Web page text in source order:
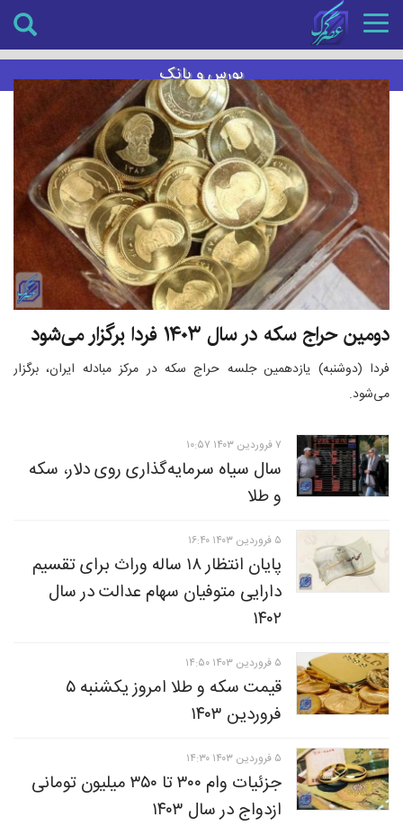
Toggle
navigation
بورس و بانک
دومین حراج سکه در سال ۱۴۰۳ فردا برگزار می‌شود
فردا (دوشنبه) یازدهمین جلسه حراج سکه در مرکز مبادله ایران، برگزار
می‌شود.
۷ فروردين ۱۴۰۳ ۱۰:۵۷
سال سیاه سرمایه‌گذاری روی دلار، سکه
و طلا
۵ فروردين ۱۴۰۳ ۱۶:۴۰
پایان انتظار ۱۸ ساله وراث برای تقسیم
دارایی متوفیان سهام عدالت در سال
۱۴۰۲
۵ فروردين ۱۴۰۳ ۱۴:۵۰
قیمت سکه و طلا امروز یکشنبه ۵
فروردین ۱۴۰۳
۵ فروردين ۱۴۰۳ ۱۴:۳۰
جزئیات وام ۳۰۰ تا ۳۵۰ میلیون تومانی
ازدواج در سال ۱۴۰۳